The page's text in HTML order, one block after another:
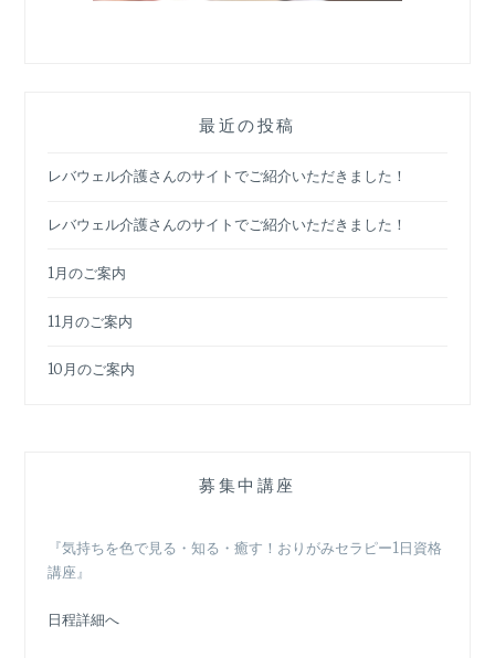
最近の投稿
レバウェル介護さんのサイトでご紹介いただきました！
レバウェル介護さんのサイトでご紹介いただきました！
1月のご案内
11月のご案内
10月のご案内
募集中講座
『気持ちを色で見る・知る・癒す！おりがみセラピー1日資格
講座』
日程詳細へ